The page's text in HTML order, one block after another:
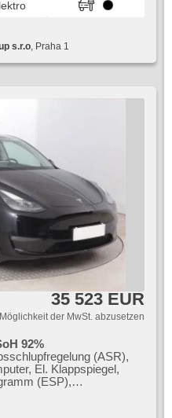
s.r.o , Praha 1
35 523 EUR
Möglichkeit der MwSt. abzusetzen
92%
(ASR),
El. Klappspiegel,
(ESP),
USB, El.